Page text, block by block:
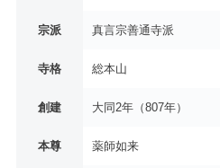
宗派 真言宗善通寺派
寺格 総本山
創建 大同2年（807年）
本尊 薬師如来